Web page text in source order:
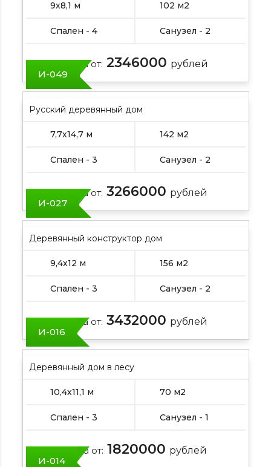
9х8,1 м 102 м2
Спален - 4 Санузел - 2
Цена от: 2346000 рублей
И-049
Русский деревянный дом
7,7х14,7 м 142 м2
Спален - 3 Санузел - 2
Цена от: 3266000 рублей
И-027
Деревянный конструктор дом
9,4х12 м 156 м2
Спален - 3 Санузел - 2
Цена от: 3432000 рублей
И-016
Деревянный дом в лесу
10,4х11,1 м 70 м2
Спален - 3 Санузел - 1
Цена от: 1820000 рублей
И-014